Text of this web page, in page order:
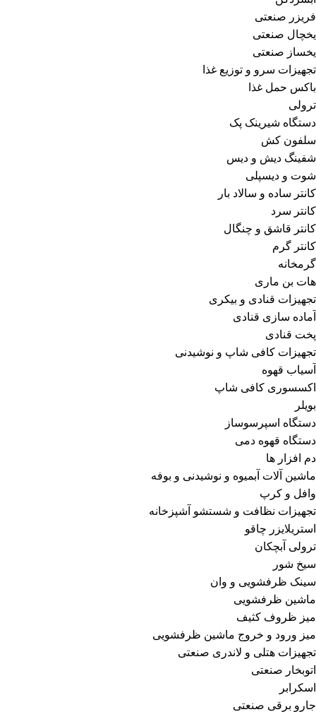
فریزر صنعتی
یخچال صنعتی
یخساز صنعتی
تجهیزات سرو و توزیع غذا
باکس حمل غذا
ترولی
دستگاه شیرینک پک
سلفون کش
شفینگ دیش و دیس
شوت و دیسپلی
کانتر ساده و سالاد بار
کانتر سرد
کانتر قاشق و چنگال
کانتر گرم
گرمخانه
هات بن ماری
تجهیزات قنادی و بیکری
آماده سازی قنادی
پخت قنادی
تجهیزات کافی شاپ و نوشیدنی
آسیاب قهوه
اکسسوری کافی شاپ
بویلر
دستگاه اسپرسوساز
دستگاه قهوه دمی
دم افزار ها
ماشین آلات آبمیوه و نوشیدنی و بوفه
وافل و کرپ
تجهیزات نظافت و شستشو آشپزخانه
استریلایزر چاقو
ترولی آبچکان
سیخ شور
سینک ظرفشویی و وان
ماشین ظرفشویی
میز ظروف کثیف
میز ورود و خروج ماشین ظرفشویی
تجهیزات هتلی و لاندری صنعتی
اتوبخار صنعتی
اسکرابر
جارو برقی صنعتی